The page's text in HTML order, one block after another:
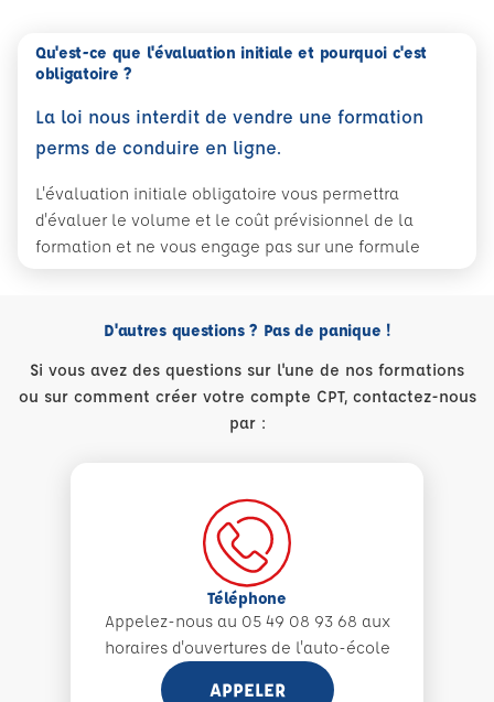
Qu'est-ce que l'évaluation initiale et pourquoi c'est
obligatoire ?
La loi nous interdit de vendre une formation
perms de conduire en ligne.
L'évaluation initiale obligatoire vous permettra
d'évaluer le volume et le coût prévisionnel de la
formation et ne vous engage pas sur une formule
D'autres questions ? Pas de panique !
Si vous avez des questions sur l'une de nos formations
ou sur comment créer votre compte CPT, contactez-nous
par :
Téléphone
Appelez-nous au 05 49 08 93 68 aux
horaires d'ouvertures de l'auto-école
APPELER